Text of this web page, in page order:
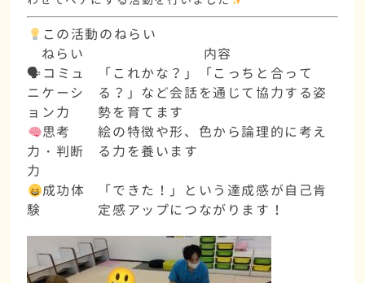
この活動のねらい
ねらい
内容
🗣コミュ
ニケーシ
ョン力
「これかな？」「こっちと合って
る？」など会話を通じて協力する姿
勢を育てます
思考
力・判断
力
絵の特徴や形、色から論理的に考え
る力 を養います
成功体
験
「できた！」という達成感が自己肯
定感アップにつながります！